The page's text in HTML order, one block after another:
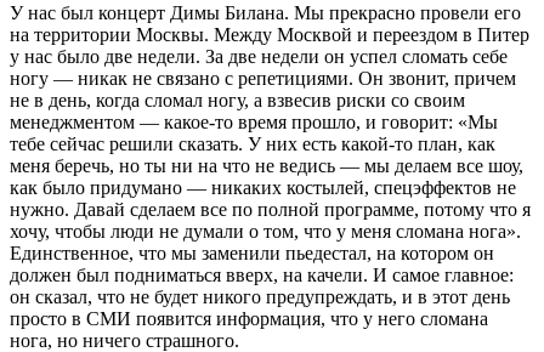
У нас был концерт Димы Билана. Мы прекрасно провели его
на территории Москвы. Между Москвой и переездом в Питер
у нас было две недели. За две недели он успел сломать себе
ногу — никак не связано с репетициями. Он звонит, причем
не в день, когда сломал ногу, а взвесив риски со своим
менеджментом — какое-то время прошло, и говорит: «Мы
тебе сейчас решили сказать. У них есть какой-то план, как
меня беречь, но ты ни на что не ведись — мы делаем все шоу,
как было придумано — никаких костылей, спецэффектов не
нужно. Давай сделаем все по полной программе, потому что я
хочу, чтобы люди не думали о том, что у меня сломана нога».
Единственное, что мы заменили пьедестал, на котором он
должен был подниматься вверх, на качели. И самое главное:
он сказал, что не будет никого предупреждать, и в этот день
просто в СМИ появится информация, что у него сломана
нога, но ничего страшного.